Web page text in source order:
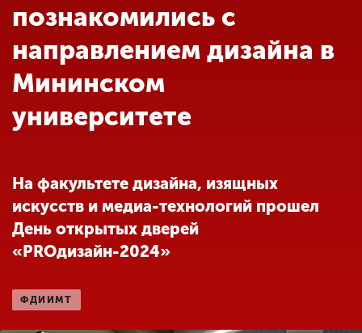
Обучение
Наука
Другие виды
деятельности
Студенческая жизнь
познакомились с
направлением дизайна в
Мининском
университете
На факультете дизайна, изящных
искусств и медиа-технологий прошел
День открытых дверей
«PROдизайн-2024»
ФДИИМТ